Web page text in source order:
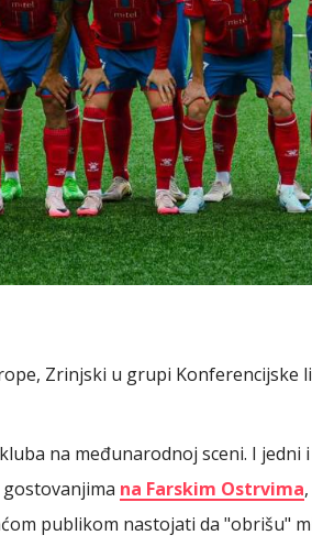
Zrinjski u grupi Konferencijske
na međunarodnoj sceni. I jedni
na Farskim Ostrvima
publikom nastojati da "obrišu"